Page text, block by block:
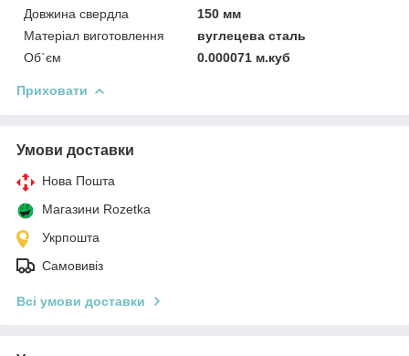
Довжина свердла
150 мм
Матеріал виготовлення
вуглецева сталь
Об`єм
0.000071 м.куб
Приховати
Умови доставки
Нова Пошта
Магазини Rozetka
Укрпошта
Самовивіз
Всі умови доставки